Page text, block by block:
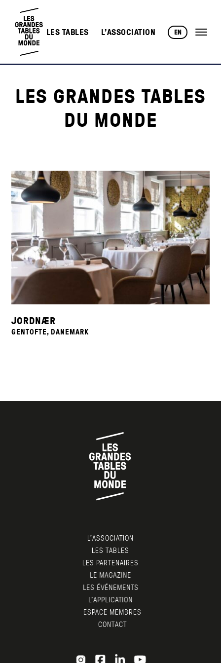
LES TABLES L’ASSOCIATION EN
LES GRANDES TABLES
DU MONDE
JORDNÆR
GENTOFTE, DANEMARK
L’ASSOCIATION
LES TABLES
LES PARTENAIRES
LE MAGAZINE
LES ÉVÉNEMENTS
L’APPLICATION
ESPACE MEMBRES
CONTACT